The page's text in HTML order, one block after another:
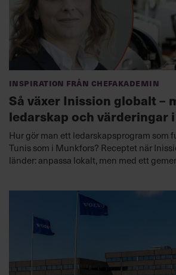
Inspiration från Chefakademin
Så växer Inission globalt –
ledarskap och värderingar
Hur gör man ett ledarskapsprogram som
Tunis som i Munkfors? Receptet när
länder: anpassa lokalt, men med ett